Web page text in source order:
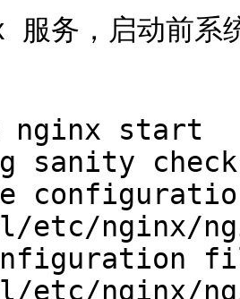
务，启动前系
nginx start
sanity
etc/nginx/
etc/nginx/